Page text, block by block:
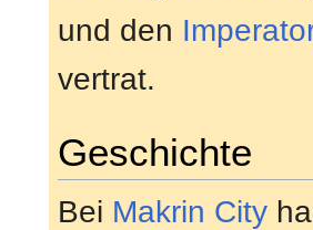
und den
vertrat.
Geschichte
Bei Makrin City